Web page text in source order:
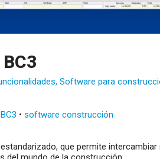
,Software para
BC3 •software construcción
que permite